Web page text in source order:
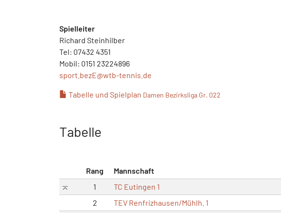
Spielleiter
Richard Steinhilber
Tel: 07432 4351
Mobil: 0151 23224896
sport.bezE@wtb-tennis.de
Tabelle und Spielplan Damen Bezirksliga Gr. 022
Tabelle
Rang Mannschaft
1
TC Eutingen 1
2
TEV Renfrizhausen/Mühlh. 1